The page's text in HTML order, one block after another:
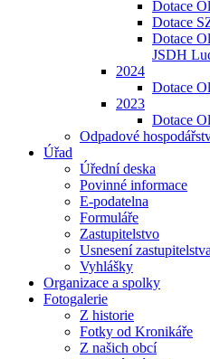
Dotace
Dotace
Dotace
JSDH
2024
Dotace
2023
Dotace
Odpadové
Úřad
Úřední deska
Povinné informace
E-podatelna
Formuláře
Zastupitelstvo
Usnesení zastupitelstva
Vyhlášky
Organizace a spolky
Fotogalerie
Z historie
Fotky od Kronikáře
Z našich obcí